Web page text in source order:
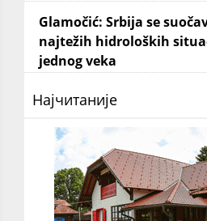
Glamočić: Srbija se
najtežih hidroloških
jednog veka
Најчитаније